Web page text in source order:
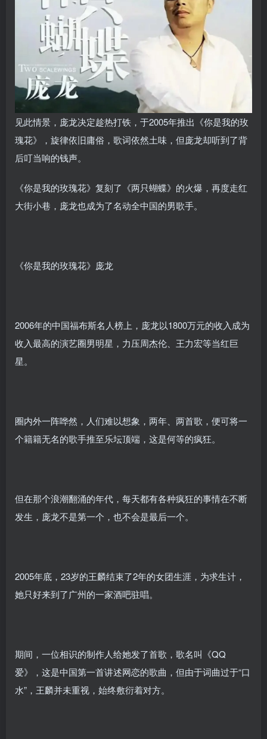
见此情景，庞龙决定趁热打铁，于2005年推出《你是我的玫
瑰花》，旋律依旧庸俗，歌词依然土味，但庞龙却听到了背
后叮当响的钱声。
《你是我的玫瑰花》复刻了《两只蝴蝶》的火爆，再度走红
大街小巷，庞龙也成为了名动全中国的男歌手。
《你是我的玫瑰花》庞龙
2006年的中国福布斯名人榜上，庞龙以1800万元的收入成为
收入最高的演艺圈男明星，力压周杰伦、王力宏等当红巨
星。
圈内外一阵哗然，人们难以想象，两年、两首歌，便可将一
个籍籍无名的歌手推至乐坛顶端，这是何等的疯狂。
但在那个浪潮翻涌的年代，每天都有各种疯狂的事情在不断
发生，庞龙不是第一个，也不会是最后一个。
2005年底，23岁的王麟结束了2年的女团生涯，为求生计，
她只好来到了广州的一家酒吧驻唱。
期间，一位相识的制作人给她发了首歌，歌名叫《QQ
爱》，这是中国第一首讲述网恋的歌曲，但由于词曲过于“口
水”，王麟并未重视，始终敷衍着对方。